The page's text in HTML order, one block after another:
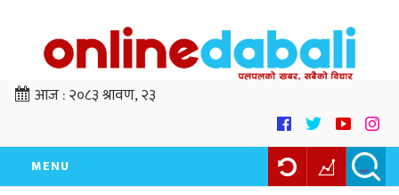
आज :२०८३ श्रावण, २३
MENU